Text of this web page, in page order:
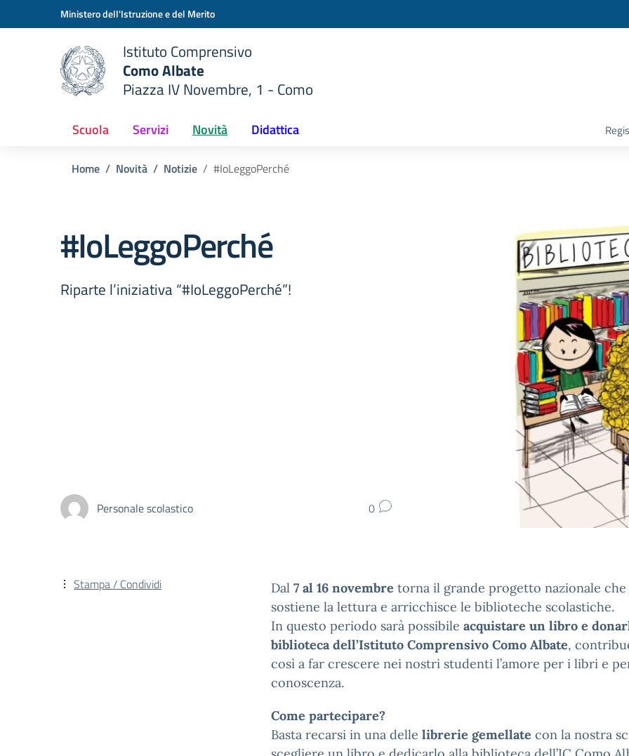
Vai ai contenuti
Vai al menu di navigazioneMinistero dell'Istruzione e del Merito
scuola
Istituto Comprensivo
Como Albate
Piazza IV Novembre, 1 - Como
Scuola Servizi Novità Didattica
Home Novità Notizie #IoLeggoPerché
#IoLeggoPerché
Riparte l’iniziativa “#IoLeggoPerché”!
Personale scolastico 0
Dal 7 al 16 novembre torna il grande progetto nazionale che
sostiene la lettura e arricchisce le biblioteche scolastiche.
In questo periodo sarà possibile acquistare un libro e
biblioteca dell’Istituto Comprensivo Como Albate,
così a far crescere nei nostri studenti l’amore per i libri e
conoscenza.
Come partecipare?
Basta recarsi in una delle librerie gemellate con la nostra
Stampa / Condividi